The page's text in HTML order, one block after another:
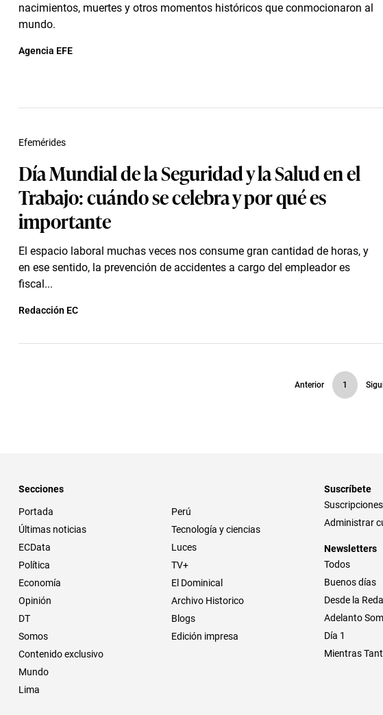
nacimientos, muertes y otros momentos históricos que conmocionaron al
mundo.
Agencia EFE
Día Mundial de la Seguridad y la Salud en el
Trabajo: cuándo se celebra y por qué es
importante
El espacio laboral muchas veces nos consume gran cantidad de horas, y
en ese sentido, la prevención de accidentes a cargo del empleador es
fiscal...
Efemérides
Redacción EC
Anterior 1
Secciones
Portada
Últimas noticias
ECData
Política
Economía
Opinión
DT
Somos
Contenido exclusivo
Mundo
Lima
Perú
Tecnología y ciencias
Luces
TV+
El Dominical
Archivo Historico
Blogs
Edición impresa
Suscríbete
Suscripciones
Administrar
Newsletters
Todos
Buenos días
Desde la
Adelanto
Día 1
Mientras